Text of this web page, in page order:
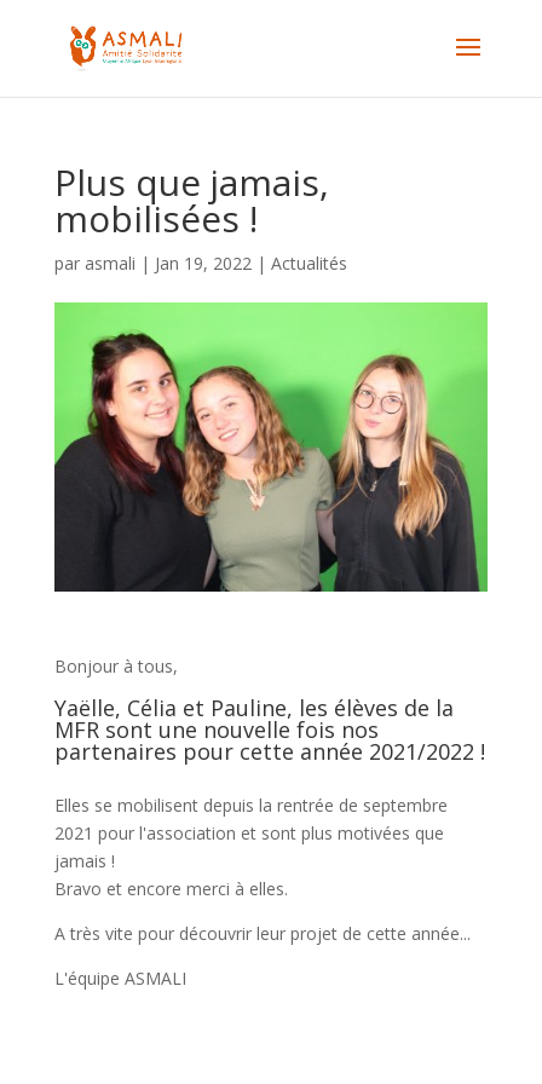
Plus que jamais,
mobilisées !
par asmali | Jan 19, 2022| Actualités
Bonjour à tous,
Yaëlle, Célia et Pauline, les élèves de la
MFR sont une nouvelle fois nos
partenaires pour cette année 2021/2022 !
Elles se mobilisent depuis la rentrée de septembre
2021 pour l'association et sont plus motivées que
jamais !
Bravo et encore merci à elles.
A très vite pour découvrir leur projet de cette année...
L'équipe ASMALI